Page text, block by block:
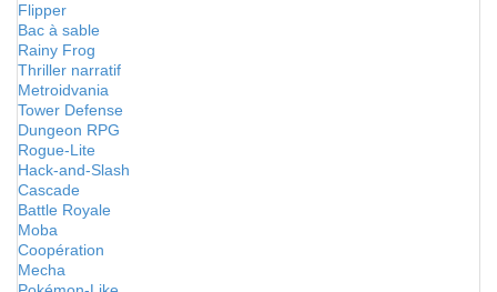
Flipper
Bac à sable
Rainy Frog
Thriller narratif
Metroidvania
Tower Defense
Dungeon RPG
Rogue-Lite
Hack-and-Slash
Cascade
Battle Royale
Moba
Coopération
Mecha